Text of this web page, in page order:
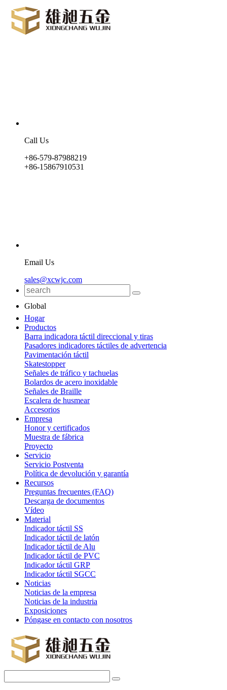
Call Us
+86-579-87988219
+86-15867910531
Email Us
sales@xcwjc.com
Global
Hogar
Productos
Barra indicadora táctil direccional y tiras
Pasadores indicadores táctiles de advertencia
Pavimentación táctil
Skatestopper
Señales de tráfico y tachuelas
Bolardos de acero inoxidable
Señales de Braille
Escalera de husmear
Accesorios
Empresa
Honor y certificados
Muestra de fábrica
Proyecto
Servicio
Servicio Postventa
Política de devolución y garantía
Recursos
Preguntas frecuentes (FAQ)
Descarga de documentos
Vídeo
Material
Indicador táctil SS
Indicador táctil de latón
Indicador táctil de Alu
Indicador táctil de PVC
Indicador táctil GRP
Indicador táctil SGCC
Noticias
Noticias de la empresa
Noticias de la industria
Exposiciones
Póngase en contacto con nosotros